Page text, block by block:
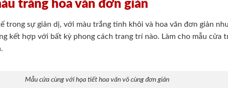
trắng hoa văn đơn giản
trong sự giản dị, với màu trắng tinh khôi và hoa văn đơn giản
kết hợp với bất kỳ phong cách trang trí nào. Làm cho mẫu
Mẫu cửa cùng với họa tiết hoa văn vô cùng đơn giản